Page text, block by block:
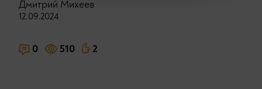
Дмитрий Михеев
12.09.2024
0 510 2